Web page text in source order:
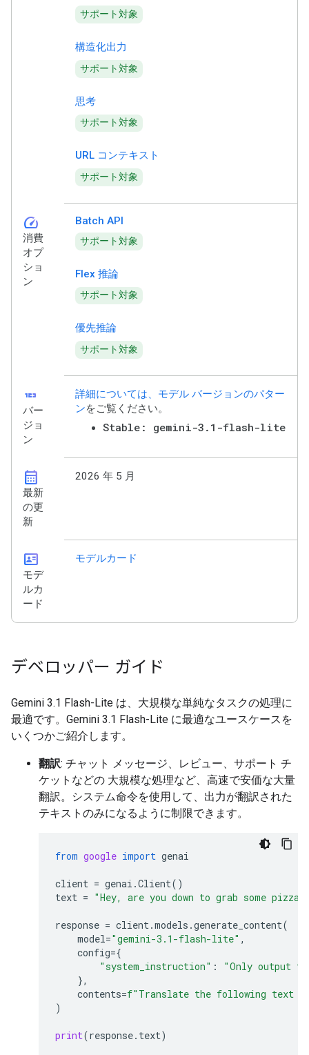
サポート対象
構造化出力
サポート対象
思考
サポート対象
URL コンテキスト
サポート対象
speed
消費
オプ
ショ
ン
Batch API
サポート対象
Flex 推論
サポート対象
優先推論
サポート対象
123
バー
ジョ
ン
詳細については、モデル バージョンのパター
ンをご覧ください。
Stable: gemini-3.1-flash-lite
calendar_month
最新
の更
新
2026 年 5 月
id_card
モデ
ルカ
ード
モデルカード
デベロッパー ガイド
Gemini 3.1 Flash-Lite は、大規模な単純なタスクの処理に
最適です。Gemini 3.1 Flash-Lite に最適なユースケースを
いくつかご紹介します。
翻訳: チャット メッセージ、レビュー、サポート チ
ケットなどの 大規模な処理など、高速で安価な大量
翻訳。システム命令を使用して、出力が翻訳された
テキストのみになるように制限できます。
from google import genai
client = genai .Client()
text = "Hey, are you down to grab some
response = client.models .generate_content(
model="gemini-3.1-flash-lite" ,
config={
"system_instruction" :
"Only output
},
contents=f"Translate the following text
)
print(response. text)